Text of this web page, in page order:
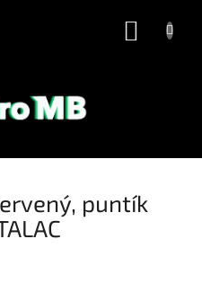
puntík